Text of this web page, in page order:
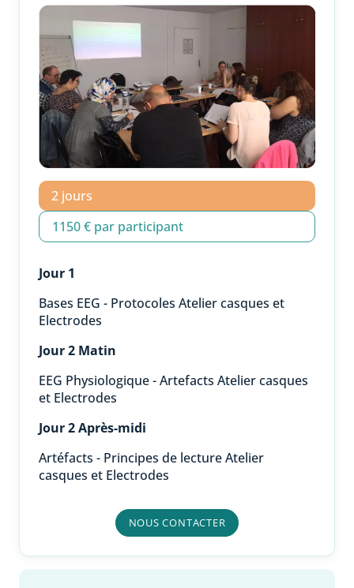
2 jours
1150 € par participant
Jour 1
Bases EEG - Protocoles Atelier casques et
Electrodes
Jour 2 Matin
EEG Physiologique - Artefacts Atelier casques
et Electrodes
Jour 2 Après-midi
Artéfacts - Principes de lecture Atelier
casques et Electrodes
NOUS CONTACTER